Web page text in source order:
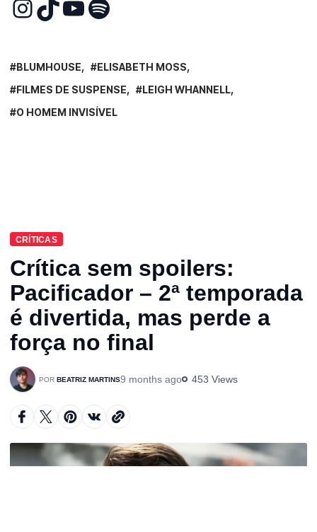
BLUMHOUSE
ELISABETH MOSS
FILMES DE SUSPENSE
LEIGH WHANNELL
O HOMEM INVISÍVEL
Crítica sem spoilers:
Pacificador – 2ª temporada
é divertida, mas perde a
força no final
BEATRIZ MARTINS
CRÍTICAS
9 months ago 453 Views